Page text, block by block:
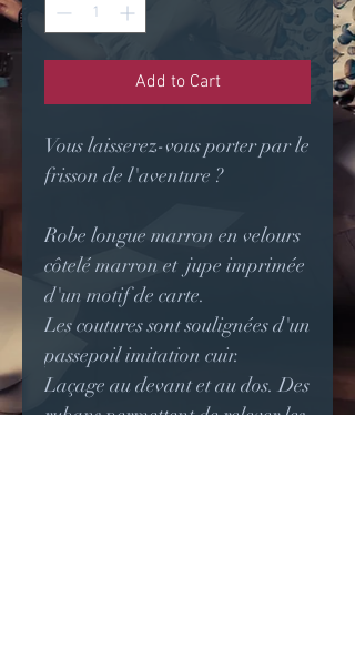
Add to Cart
Vous laisserez-vous porter par le
frisson de l'aventure ?
Robe longue marron en velours
côtelé marron et jupe imprimée
d'un motif de carte.
Les coutures sont soulignées d'un
passepoil imitation cuir.
Laçage au devant et au dos. Des
rubans permettent de relever les